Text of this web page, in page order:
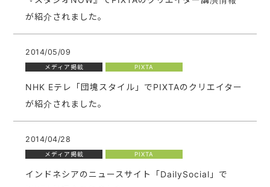
が紹介されました。
2014/05/09
メディア掲載 PIXTA
NHK Eテレ「団塊スタイル」でPIXTAのクリエイター
が紹介されました。
2014/04/28
メディア掲載 PIXTA
インドネシアのニュースサイト「DailySocial」で